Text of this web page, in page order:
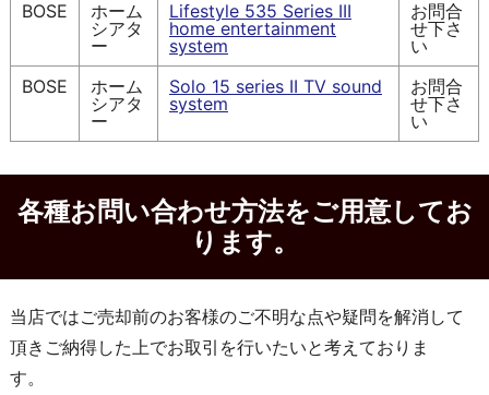
BOSE
ホーム
シアタ
ー
Lifestyle 535 Series III
home entertainment
system
お問合
せ下さ
い
BOSE
ホーム
シアタ
ー
Solo 15 series II TV sound
system
お問合
せ下さ
い
各種お問い合わせ方法をご用意してお
ります。
当店ではご売却前のお客様のご不明な点や疑問を解消して
頂きご納得した上でお取引を行いたいと考えておりま
す。